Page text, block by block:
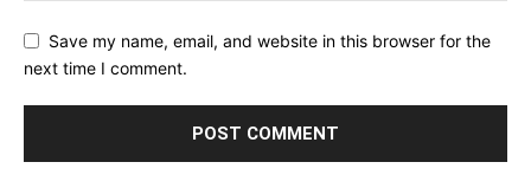
Save my name, email, and website in this browser for the
next time I comment.